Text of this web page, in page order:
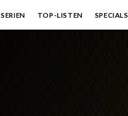
SERIEN TOP-LISTEN SPECIALS